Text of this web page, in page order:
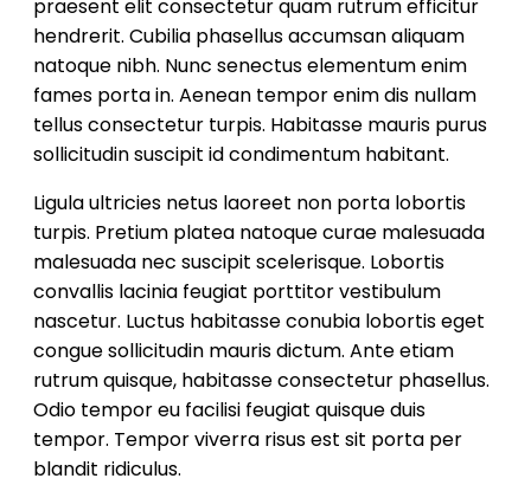
praesent elit consectetur quam rutrum efficitur
hendrerit. Cubilia phasellus accumsan aliquam
natoque nibh. Nunc senectus elementum enim
fames porta in. Aenean tempor enim dis nullam
tellus consectetur turpis. Habitasse mauris purus
sollicitudin suscipit id condimentum habitant.
Ligula ultricies netus laoreet non porta lobortis
turpis. Pretium platea natoque curae malesuada
malesuada nec suscipit scelerisque. Lobortis
convallis lacinia feugiat porttitor vestibulum
nascetur. Luctus habitasse conubia lobortis eget
congue sollicitudin mauris dictum. Ante etiam
rutrum quisque, habitasse consectetur phasellus.
Odio tempor eu facilisi feugiat quisque duis
tempor. Tempor viverra risus est sit porta per
blandit ridiculus.